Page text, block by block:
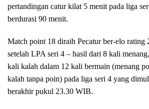
pertandingan catur kilat 5 menit pada liga
berdurasi 90 menit.
Match point 18 diraih Pecatur ber-elo rating
setelah LPA seri 4 – hasil dari 8 kali
kali kalah dalam 12 kali bermain (menang
kalah tanpa poin) pada liga seri 4 yang
berakhir pukul 23.30 WIB.